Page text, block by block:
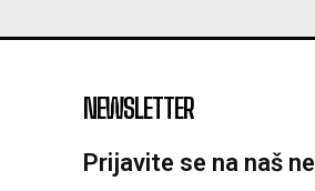
NEWSLETTER
Prijavite se na naš